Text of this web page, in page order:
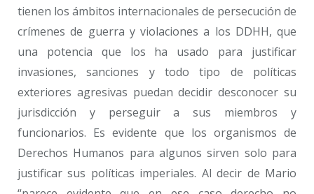
tienen los ámbitos internacionales de persecución de
crímenes de guerra y violaciones a los DDHH, que
una potencia que los ha usado para justificar
invasiones, sanciones y todo tipo de políticas
exteriores agresivas puedan decidir desconocer su
jurisdicción y perseguir a sus miembros y
funcionarios. Es evidente que los organismos de
Derechos Humanos para algunos sirven solo para
justificar sus políticas imperiales. Al decir de Mario